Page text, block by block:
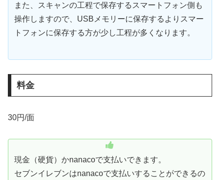
また、スキャンの工程で保存するスマートフォン側も
操作しますので、USBメモリーに保存するよりスマー
トフォンに保存する方が少し工程が多くなります。
料金
30円/面
現金（硬貨）かnanacoで支払いできます。
セブンイレブンはnanacoで支払いすることができるの